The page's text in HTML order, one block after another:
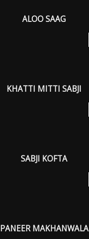
ALOO SAAG
KHATTI MITTI SABJI
SABJI KOFTA
PANEER MAKHANWALA